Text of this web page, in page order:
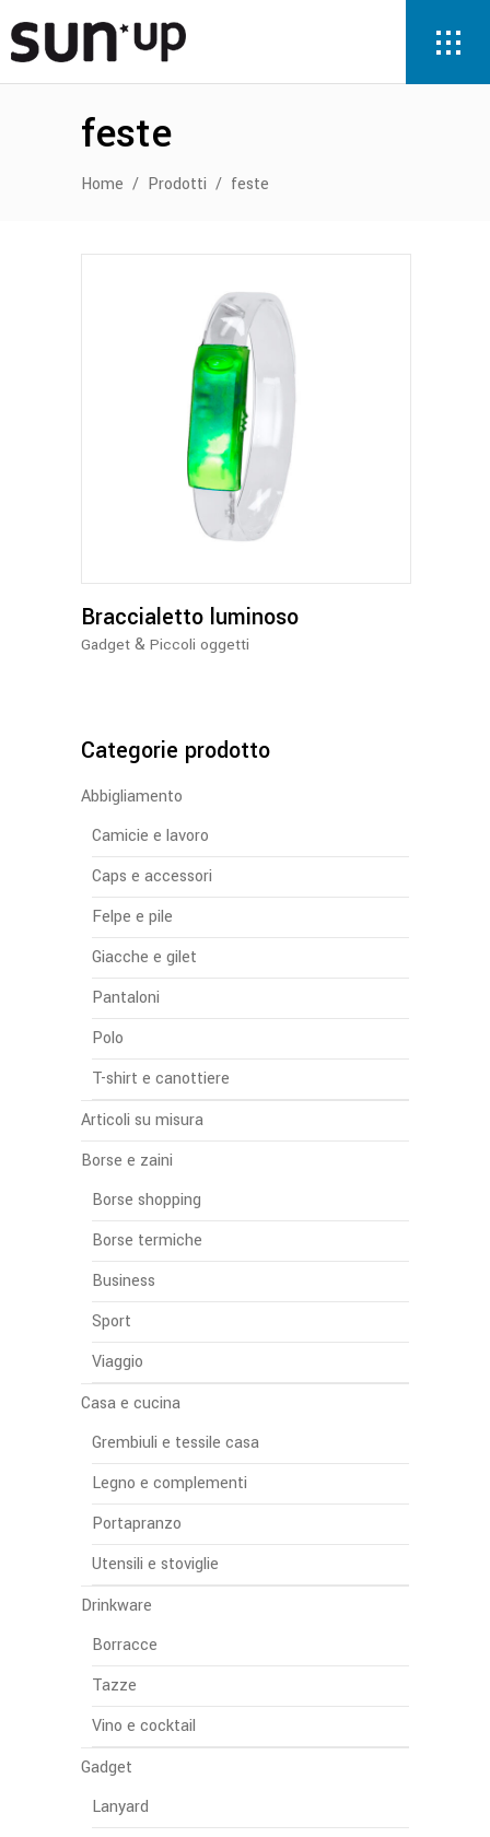
feste
Home / Prodotti / feste
Questo
prodotto
ha
più
varianti.
opzioni
possono
essere
del
Braccialetto luminoso
Gadget & Piccoli oggetti
Categorie prodotto
Abbigliamento
Camicie e lavoro
Caps e accessori
Felpe e pile
Giacche e gilet
Pantaloni
Polo
T-shirt e canottiere
Articoli su misura
Borse e zaini
Borse shopping
Borse termiche
Business
Sport
Viaggio
Casa e cucina
Grembiuli e tessile casa
Legno e complementi
Portapranzo
Utensili e stoviglie
Drinkware
Borracce
Tazze
Vino e cocktail
Gadget
Lanyard